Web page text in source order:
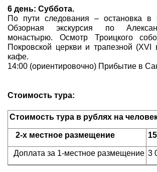
6 день: Суббота.
По пути следования – остановка в
Обзорная экскурсия по
монастырю. Осмотр Троицкого
Покровской церкви и трапезной (XVI
кафе.
14:00 (ориентировочно) Прибытие в
Стоимость тура:
Стоимость тура в рублях на
2-х местное размещение
Доплата за 1-местное размещение 3